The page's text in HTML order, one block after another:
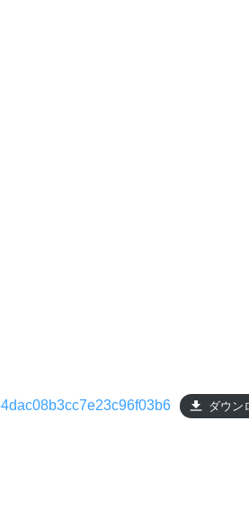
ダウン